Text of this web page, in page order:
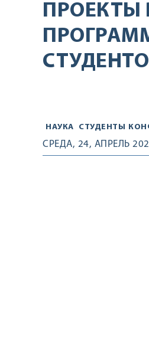
ПРОЕКТЫ
НАУКА СТУДЕНТЫ
СРЕДА, 24, АПРЕЛЬ